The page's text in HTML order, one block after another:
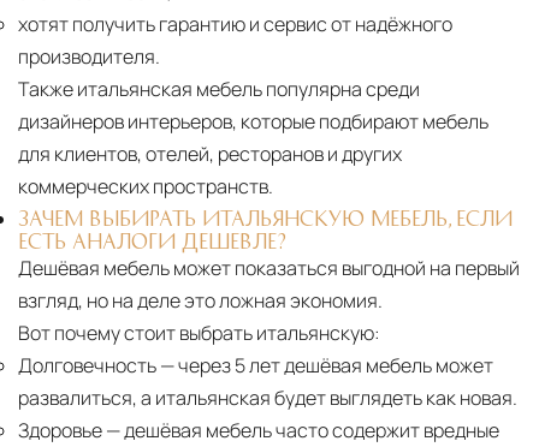
хотят получить гарантию и сервис от надёжного
производителя.
Также итальянская мебель популярна среди
дизайнеров интерьеров, которые подбирают мебель
для клиентов, отелей, ресторанов и других
коммерческих пространств.
ЗАЧЕМ ВЫБИРАТЬ ИТАЛЬЯНСКУЮ МЕБЕЛЬ, ЕСЛИ
ЕСТЬ АНАЛОГИ ДЕШЕВЛЕ?
Дешёвая мебель может показаться выгодной на первый
взгляд, но на деле это ложная экономия.
Вот почему стоит выбрать итальянскую:
Долговечность— через 5 лет дешёвая мебель может
развалиться, а итальянская будет выглядеть как новая.
Здоровье— дешёвая мебель часто содержит вредные